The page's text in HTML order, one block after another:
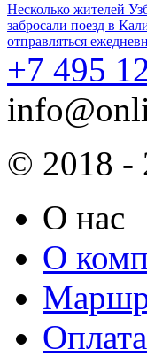
Несколько жителей
забросали поезд в
отправляться
+7 495
© 2018 -
О нас
О
Оплата